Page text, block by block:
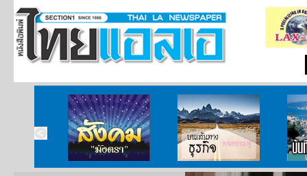
สังคมมังตรา บนเส้นทางธุรกิจ บั